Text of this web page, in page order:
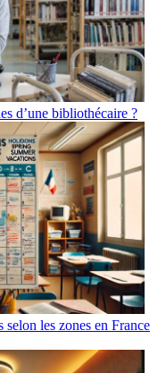
d’une bibliothécaire ?
selon les zones en France